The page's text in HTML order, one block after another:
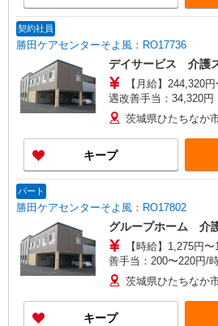
契約社員
勝田ケアセンターそよ風：RO17736
デイサービス 介護
【月給】244,320円〜
遇改善手当：34,320円 ▼下記別途支給 通勤手当
年末年始手当：380円/
志あり：年2回（6月
報酬：平均33.8万円（
月支給実績 ※処遇改善手当は試用期間中(3ヶ月)は
支給なし
茨城県ひたちなか
キープ
パート
勝田ケアセンターそよ風：RO17802
グループホーム 介
【時給】1,275円〜1,470円 ▼給
善手当：200〜220円/時
記別途支給 通勤手当
※12/300時〜1/324時 寸志あり：年2回（6月・12
月） ※業績による ※処遇改善手当は試用期間中(3
ヶ月)は支給なし
茨城県ひたちなか
キープ